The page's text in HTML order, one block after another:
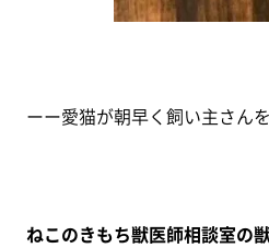
ーー愛猫が朝早く飼い主さん
ねこのきもち獣医師相談室の